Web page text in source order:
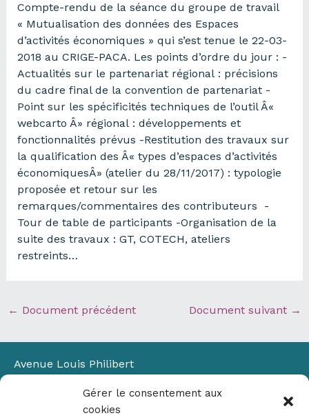
Gérer le consentement aux
cookies
Compte-rendu de la séance du groupe de travail
« Mutualisation des données des Espaces
d’activités économiques » qui s’est tenue le 22-03-
2018 au CRIGE-PACA. Les points d’ordre du jour : -
Actualités sur le partenariat régional : précisions
du cadre final de la convention de partenariat -
Point sur les spécificités techniques de l’outil Â«
webcarto Â» régional : développements et
fonctionnalités prévus -Restitution des travaux sur
la qualification des Â« types d’espaces d’activités
économiquesÂ» (atelier du 28/11/2017) : typologie
proposée et retour sur les
remarques/commentaires des contributeurs -
Tour de table de participants -Organisation de la
suite des travaux : GT, COTECH, ateliers
restreints…
← Document précédent Document suivant →
Avenue Louis Philibert
Bâtiment Laennec
13100 Aix-en-Provence